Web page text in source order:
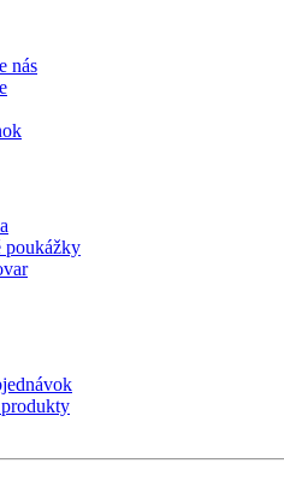
nás
poukážky